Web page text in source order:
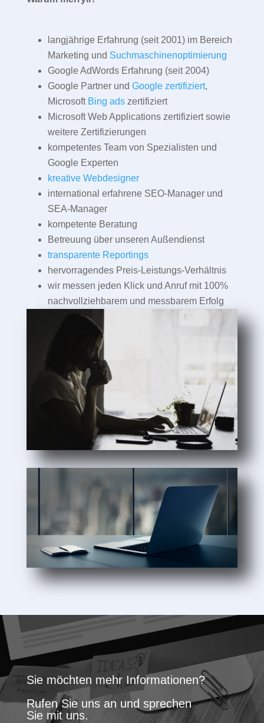
langjährige Erfahrung (seit 2001) im Bereich
Marketing und Suchmaschinenoptimierung
Google AdWords Erfahrung (seit 2004)
Google Partner und Google zertifiziert,
Microsoft Bing adszertifiziert
Microsoft Web Applications zertifiziert sowie
weitere Zertifizierungen
kompetentes Team von Spezialisten und
Google Experten
kreative Webdesigner
international erfahrene SEO-Manager und
SEA-Manager
kompetente Beratung
Betreuung über unseren Außendienst
transparente Reportings
hervorragendes Preis-Leistungs-Verhältnis
wir messen jeden Klick und Anruf mit 100%
nachvollziehbarem und messbarem Erfolg
Sie möchten mehr Informationen?
Rufen Sie uns an und sprechen
Sie mit uns.